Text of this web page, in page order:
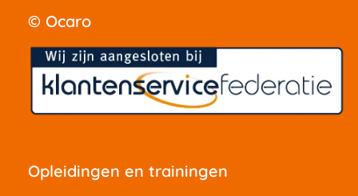
© Ocaro
Opleidingen en trainingen